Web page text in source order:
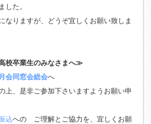
した。
なりますが、どうぞ宜しくお願い致しま
校卒業生のみなさまへ≫
会同窓会総会へ
上、是非ご参加下さいますようお願い申
込への ご理解とご協力を、宜しくお願